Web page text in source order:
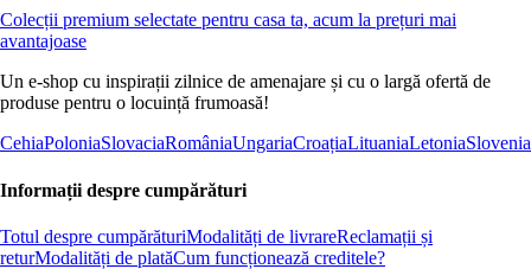
Colecții premium selectate pentru casa ta, acum la prețuri mai
avantajoase
Un e-shop cu inspirații zilnice de amenajare și cu o largă ofertă de
produse pentru o locuință frumoasă!
CehiaPoloniaSlovaciaRomâniaUngariaCroațiaLituaniaLetoniaSlovenia
Informații despre cumpărături
Totul despre cumpărăturiModalități de livrareReclamații și
returModalități de platăCum funcționează creditele?